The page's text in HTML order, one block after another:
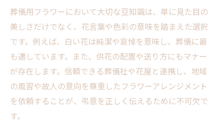
葬儀用フラワーにおいて大切な豆知識は、単に見た目の
美しさだけでなく、花言葉や色彩の意味を踏まえた選択
です。例えば、白い花は純潔や哀悼を意味し、葬儀に最
も適しています。また、供花の配置や送り方にもマナー
が存在します。信頼できる葬儀社や花屋と連携し、地域
の風習や故人の意向を尊重したフラワーアレンジメント
を依頼することが、弔意を正しく伝えるために不可欠で
す。